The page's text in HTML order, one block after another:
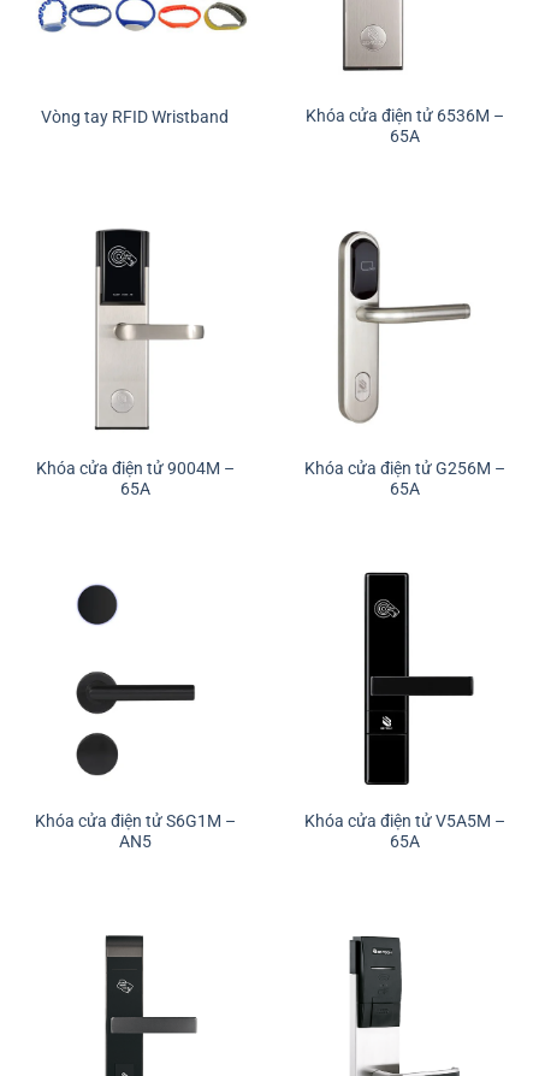
Vòng tay RFID Wristband
Khóa cửa điện tử 6536M –
65A
Khóa cửa điện tử 9004M –
65A
Khóa cửa điện tử G256M –
65A
Khóa cửa điện tử S6G1M –
AN5
Khóa cửa điện tử V5A5M –
65A